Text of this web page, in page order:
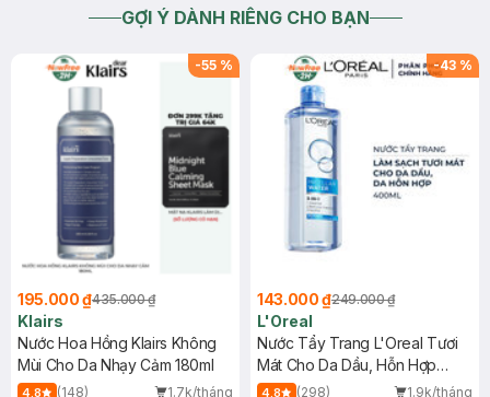
GỢI Ý DÀNH RIÊNG CHO BẠN
-55 %
195.000 ₫435.000 ₫
Klairs
Nước Hoa Hồng Klairs Không
Mùi Cho Da Nhạy Cảm 180ml
4.8 (148)
1.7k/tháng
-43 %
143.000 ₫249.000 ₫
L'Oreal
Nước Tẩy Trang L'Oreal Tươi
Mát Cho Da Dầu, Hỗn Hợp
400ml
4.8 (298)
1.9k/tháng